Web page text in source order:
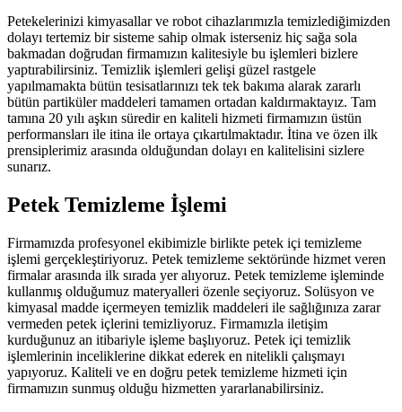
Petekelerinizi kimyasallar ve robot cihazlarımızla temizlediğimizden
dolayı tertemiz bir sisteme sahip olmak isterseniz hiç sağa sola
bakmadan doğrudan firmamızın kalitesiyle bu işlemleri bizlere
yaptırabilirsiniz. Temizlik işlemleri gelişi güzel rastgele
yapılmamakta bütün tesisatlarınızı tek tek bakıma alarak zararlı
bütün partiküler maddeleri tamamen ortadan kaldırmaktayız. Tam
tamına 20 yılı aşkın süredir en kaliteli hizmeti firmamızın üstün
performansları ile itina ile ortaya çıkartılmaktadır. İtina ve özen ilk
prensiplerimiz arasında olduğundan dolayı en kalitelisini sizlere
sunarız.
Petek Temizleme İşlemi
Firmamızda profesyonel ekibimizle birlikte petek içi temizleme
işlemi gerçekleştiriyoruz. Petek temizleme sektöründe hizmet veren
firmalar arasında ilk sırada yer alıyoruz. Petek temizleme işleminde
kullanmış olduğumuz materyalleri özenle seçiyoruz. Solüsyon ve
kimyasal madde içermeyen temizlik maddeleri ile sağlığınıza zarar
vermeden petek içlerini temizliyoruz. Firmamızla iletişim
kurduğunuz an itibariyle işleme başlıyoruz. Petek içi temizlik
işlemlerinin inceliklerine dikkat ederek en nitelikli çalışmayı
yapıyoruz. Kaliteli ve en doğru petek temizleme hizmeti için
firmamızın sunmuş olduğu hizmetten yararlanabilirsiniz.